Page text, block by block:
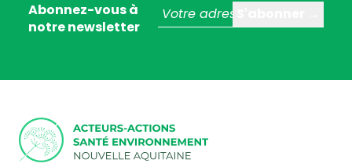
Abonnez-vous à
notre newsletter